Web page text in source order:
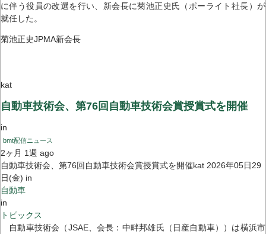
に伴う役員の改選を行い、新会長に菊池正史氏（ポーライト社長）が
就任した。
菊池正史JPMA新会長
kat
自動車技術会、第76回自動車技術会賞授賞式を開催
in
bmt配信ニュース
2ヶ月 1週 ago
自動車技術会、第76回自動車技術会賞授賞式を開催kat 2026年05日29
日(金) in
自動車
in
トピックス
自動車技術会（JSAE、会長：中畔邦雄氏（日産自動車））は横浜市